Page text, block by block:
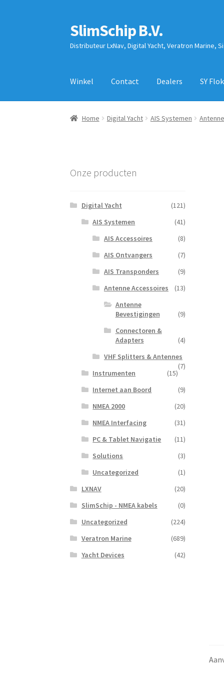
Ga
door
naar
Ga
naar
de
SlimSchip B.V.
Distributeur LxNav, Digital Yacht, Veratron Marine,
Winkel Contact Dealers SY
Home Digital Yacht AIS Systemen
Onze producten
Digital Yacht
(121)
AIS Systemen
(41)
AIS Accessoires
(8)
AIS Ontvangers
(7)
AIS Transponders
(9)
Antenne Accessoires
(13)
Antenne
Bevestigingen
(9)
Connectoren &
Adapters
(4)
VHF Splitters & Antennes
(7)
Instrumenten
(15)
Internet aan Boord
(9)
NMEA 2000
(20)
NMEA Interfacing
(31)
PC & Tablet Navigatie
(11)
Solutions
(3)
Uncategorized
(1)
LXNAV
(20)
SlimSchip - NMEA kabels
(0)
Uncategorized
(224)
Veratron Marine
(689)
Yacht Devices
(42)